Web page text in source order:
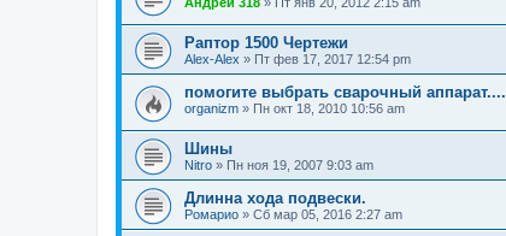
Андрей 318 » Пт янв 20, 2012 2:15 am
Раптор 1500 Чертежи
Alex-Alex » Пт фев 17, 2017 12:54 pm
помогите выбрать сварочный аппарат....
organizm » Пн окт 18, 2010 10:56 am
Шины
Nitro » Пн ноя 19, 2007 9:03 am
Длинна хода подвески.
Ромарио » Сб мар 05, 2016 2:27 am